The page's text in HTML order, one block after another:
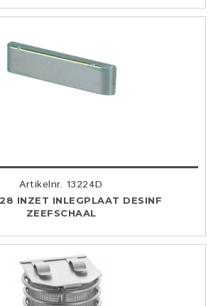
Artikelnr. 13224D
INZET INLEGPLAAT DESINF
ZEEFSCHAAL